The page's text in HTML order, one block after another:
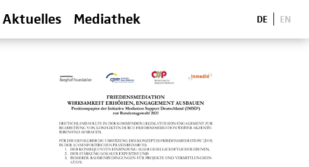
Aktuelles Mediathek DE EN